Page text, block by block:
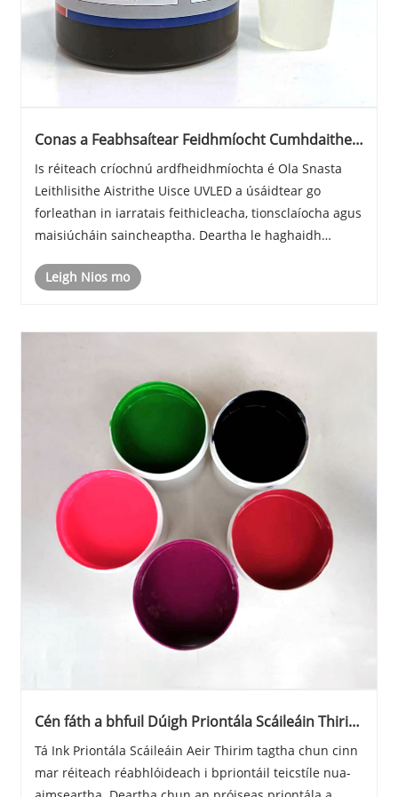
Conas a Feabhsaítear Feidhmíocht Cumhdaithe
Is réiteach críochnú ardfheidhmíochta é Ola Snasta
Leithlisithe Aistrithe Uisce UVLED a úsáidtear go
forleathan in iarratais feithicleacha, tionsclaíocha agus
maisiúcháin saincheaptha. Deartha le haghaidh
soláthraíonn an ola snasta aonrúcháin se......
Leigh Nios mo
Cén fáth a bhfuil Dúigh Priontála Scáileáin Thirim
Tá Ink Priontála Scáileáin Aeir Thirim tagtha chun cinn
mar réiteach réabhlóideach i bpriontáil teicstíle nua-